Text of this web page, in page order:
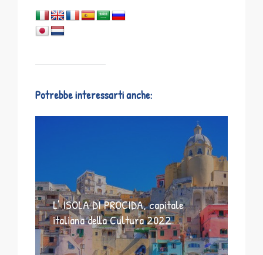
Potrebbe interessarti anche:
L’ ISOLA DI PROCIDA, capitale
italiana della Cultura 2022